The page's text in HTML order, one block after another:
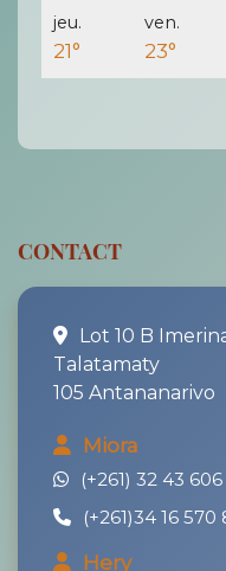
jeu.
21°
ven.
23°
CONTACT
Lot 10 B
Talatamaty
105 Antananarivo
Miora
(+261) 32 43
(+261)34 16 570
Hery